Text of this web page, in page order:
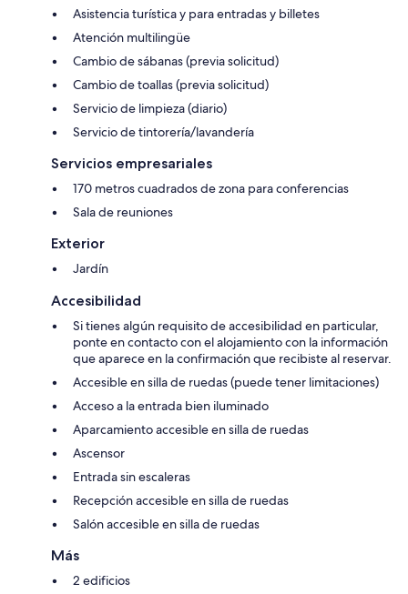
Asistencia turística y para entradas y billetes
Atención multilingüe
Cambio de sábanas (previa solicitud)
Cambio de toallas (previa solicitud)
Servicio de limpieza (diario)
Servicio de tintorería/lavandería
Servicios empresariales
170 metros cuadrados de zona para conferencias
Sala de reuniones
Exterior
Jardín
Accesibilidad
Si tienes algún requisito de accesibilidad en particular,
ponte en contacto con el alojamiento con la información
que aparece en la confirmación que recibiste al reservar.
Accesible en silla de ruedas (puede tener limitaciones)
Acceso a la entrada bien iluminado
Aparcamiento accesible en silla de ruedas
Ascensor
Entrada sin escaleras
Recepción accesible en silla de ruedas
Salón accesible en silla de ruedas
Más
2 edificios